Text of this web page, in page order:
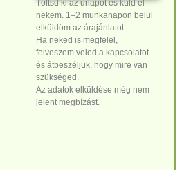
Töltsd ki az űrlapot és küld el
nekem. 1–2 munkanapon belül
elküldöm az árajánlatot.
Ha neked is megfelel,
felveszem veled a kapcsolatot
és átbeszéljük, hogy mire van
szükséged.
Az adatok elküldése még nem
jelent megbízást.